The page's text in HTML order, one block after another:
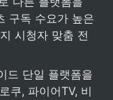
구독 수요가 높은
시청자 맞춤 전
드 단일 플랫폼을
쿠, 파이어TV, 비